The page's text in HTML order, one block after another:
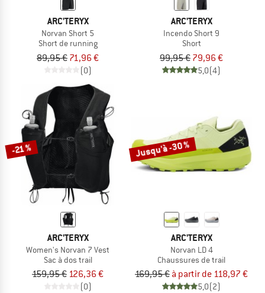
ARC'TERYX
Norvan Short 5
Short de running
89,95 € 71,96 €
(0)
ARC'TERYX
Incendo Short 9
Short
99,95 € 79,96 €
5,0(4)
-21 %
ARC'TERYX
Women's Norvan 7 Vest
Sac à dos trail
159,95 € 126,36 €
(0)
Jusqu'à -30 %
ARC'TERYX
Norvan LD 4
Chaussures de trail
169,95 € à partir de 118,97 €
5,0(2)